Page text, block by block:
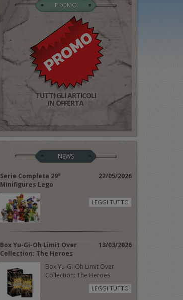
PROMO
TUTTI GLI ARTICOLI
IN OFFERTA
NEWS
Serie Completa 29°
Minifigures Lego
22/05/2026
LEGGI TUTTO
Box Yu-Gi-Oh Limit Over
Collection: The Heroes
13/03/2026
Box Yu-Gi-Oh Limit Over
Collection: The Heroes
LEGGI TUTTO